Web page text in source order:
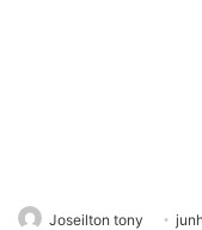
Joseilton tony